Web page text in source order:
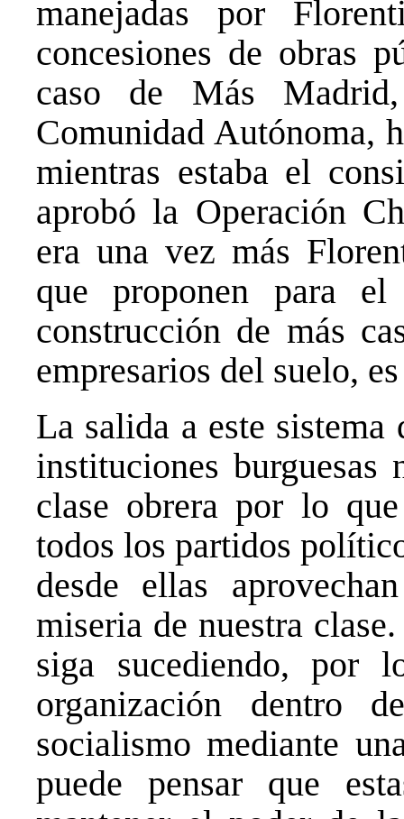
manejadas por
concesiones de obras
caso de Más
Comunidad Autónoma,
mientras estaba el
aprobó la Operación
era una vez más
que proponen para
construcción de más
empresarios del suelo,
La salida a este
instituciones
clase obrera por lo
todos los partidos
desde ellas
miseria de nuestra
siga sucediendo, por
organización dentro
socialismo mediante
puede pensar que